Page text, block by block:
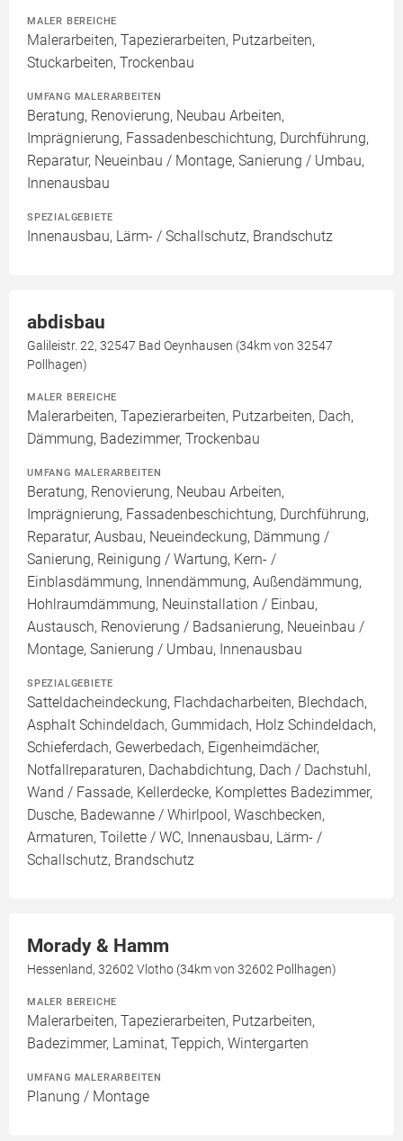
MALER BEREICHE
Malerarbeiten, Tapezierarbeiten, Putzarbeiten,
Stuckarbeiten, Trockenbau
UMFANG MALERARBEITEN
Beratung, Renovierung, Neubau Arbeiten,
Imprägnierung, Fassadenbeschichtung, Durchführung,
Reparatur, Neueinbau / Montage, Sanierung / Umbau,
Innenausbau
SPEZIALGEBIETE
Innenausbau, Lärm- / Schallschutz, Brandschutz
abdisbau
Galileistr. 22, 32547 Bad Oeynhausen (34km von 32547
Pollhagen)
MALER BEREICHE
Malerarbeiten, Tapezierarbeiten, Putzarbeiten, Dach,
Dämmung, Badezimmer, Trockenbau
UMFANG MALERARBEITEN
Beratung, Renovierung, Neubau Arbeiten,
Imprägnierung, Fassadenbeschichtung, Durchführung,
Reparatur, Ausbau, Neueindeckung, Dämmung /
Sanierung, Reinigung / Wartung, Kern- /
Einblasdämmung, Innendämmung, Außendämmung,
Hohlraumdämmung, Neuinstallation / Einbau,
Austausch, Renovierung / Badsanierung, Neueinbau /
Montage, Sanierung / Umbau, Innenausbau
SPEZIALGEBIETE
Satteldacheindeckung, Flachdacharbeiten, Blechdach,
Asphalt Schindeldach, Gummidach, Holz Schindeldach,
Schieferdach, Gewerbedach, Eigenheimdächer,
Notfallreparaturen, Dachabdichtung, Dach / Dachstuhl,
Wand / Fassade, Kellerdecke, Komplettes Badezimmer,
Dusche, Badewanne / Whirlpool, Waschbecken,
Armaturen, Toilette / WC, Innenausbau, Lärm- /
Schallschutz, Brandschutz
Morady & Hamm
Hessenland, 32602 Vlotho (34km von 32602 Pollhagen)
MALER BEREICHE
Malerarbeiten, Tapezierarbeiten, Putzarbeiten,
Badezimmer, Laminat, Teppich, Wintergarten
UMFANG MALERARBEITEN
Planung / Montage